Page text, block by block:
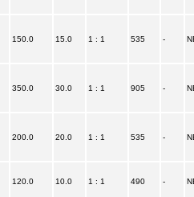
150.0 15.0 1 : 1 535 -
350.0 30.0 1 : 1 905 -
200.0 20.0 1 : 1 535 -
120.0 10.0 1 : 1 490 -